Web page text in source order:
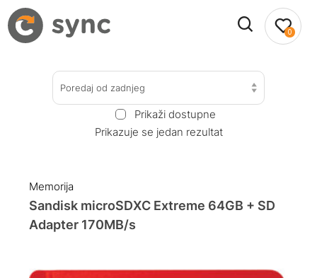
0
Poredaj od zadnjeg
Prikaži dostupne
Prikazuje se jedan rezultat
Memorija
Sandisk microSDXC Extreme 64GB + SD
Adapter 170MB/s